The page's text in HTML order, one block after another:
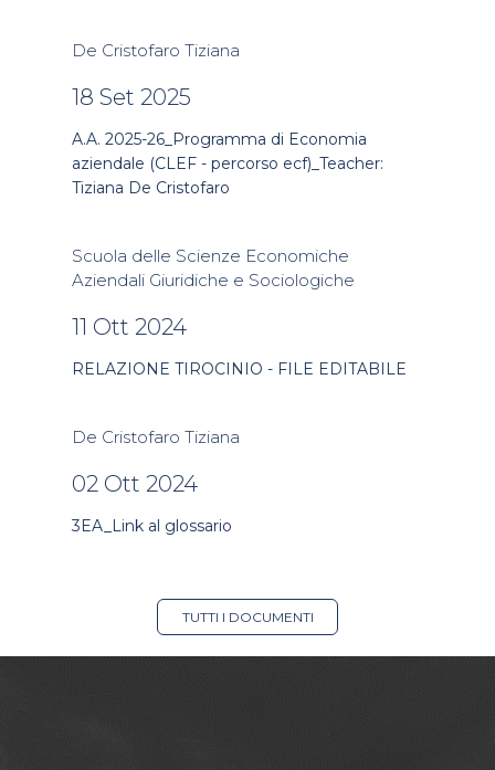
De Cristofaro Tiziana
18 Set 2025
A.A. 2025-26_Programma di Economia
aziendale (CLEF - percorso ecf)_Teacher:
Tiziana De Cristofaro
Scuola delle Scienze Economiche
Aziendali Giuridiche e Sociologiche
11 Ott 2024
RELAZIONE TIROCINIO - FILE EDITABILE
De Cristofaro Tiziana
02 Ott 2024
3EA_Link al glossario
TUTTI I DOCUMENTI